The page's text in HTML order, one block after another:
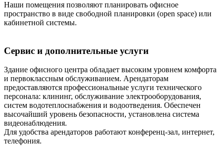
Наши помещения позволяют планировать офисное
пространство в виде свободной планировки (open space) или
кабинетной системы.
Сервис и дополнительные услуги
Здание офисного центра обладает высоким уровнем комфорта
и первоклассным обслуживанием. Арендаторам
предоставляются профессиональные услуги технического
персонала: клининг, обслуживание электрооборудования,
систем водотеплоснабжения и водоотведения. Обеспечен
высочайший уровень безопасности, установлена система
видеонаблюдения.
Для удобства арендаторов работают конференц-зал, интернет,
телефония.